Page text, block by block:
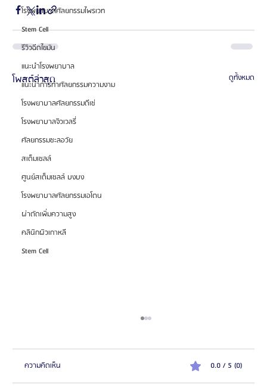
โรงพยาบาลศัลยกรรมไพรเวท
Stem Cell
รีวิวฉีดไขมัน
แนะนำโรงพยาบาล
แนะนำการทำศัลยกรรมความงาม
โรงพยาบาลศัลยกรรมดีเซ่
โรงพยาบาลจิวเวลรี่
ศัลยกรรมชะลอวัย
สเต็มเซลล์
ศูนย์สเต็มเซลล์ บงบง
โรงพยาบาลศัลยกรรมเอโตน
ผ่าตัดเพิ่มความสูง
คลินิกผิวเกาหลี
Stem Cell
โพสต์ล่าสุด ดูทั้งหมด
ความคิดเห็น 0.0 / 5 (0)